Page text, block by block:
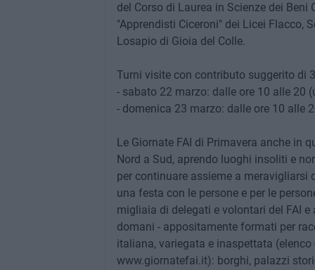
del Corso di Laurea in Scienze dei
"Apprendisti Ciceroni" dei Licei Flacco,
Losapio di Gioia del Colle.
Turni visite con contributo suggerito di
- sabato 22 marzo: dalle ore 10 alle 20
- domenica 23 marzo: dalle ore 10 alle
Le Giornate FAI di Primavera anche in
Nord a Sud, aprendo luoghi insoliti e
per continuare assieme a
una festa con le persone e per le
migliaia di delegati e volontari del FAI
domani - appositamente formati per
italiana, variegata e inaspettata
www.giornatefai.it): borghi, palazzi